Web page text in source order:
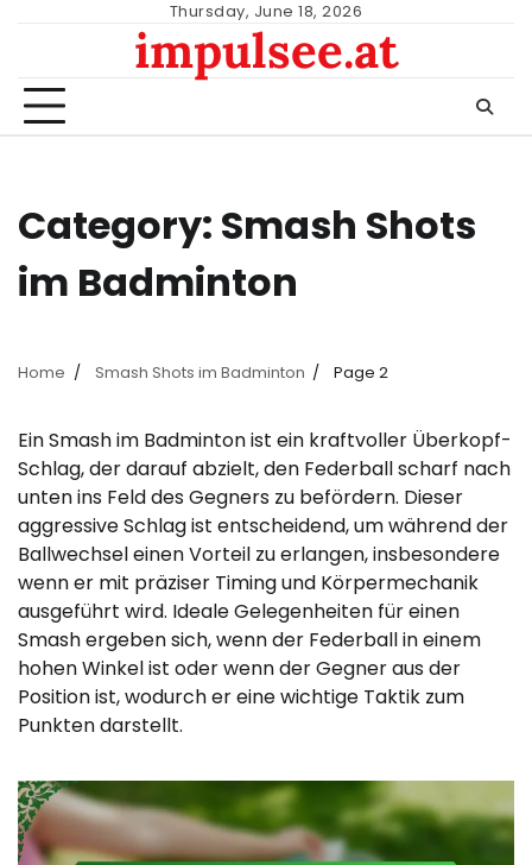
Thursday, June 18, 2026
impulsee.at
Category: Smash Shots
im Badminton
Home Smash Shots im Badminton Page 2
Ein Smash im Badminton ist ein kraftvoller Überkopf-
Schlag, der darauf abzielt, den Federball scharf nach
unten ins Feld des Gegners zu befördern. Dieser
aggressive Schlag ist entscheidend, um während der
Ballwechsel einen Vorteil zu erlangen, insbesondere
wenn er mit präziser Timing und Körpermechanik
ausgeführt wird. Ideale Gelegenheiten für einen
Smash ergeben sich, wenn der Federball in einem
hohen Winkel ist oder wenn der Gegner aus der
Position ist, wodurch er eine wichtige Taktik zum
Punkten darstellt.